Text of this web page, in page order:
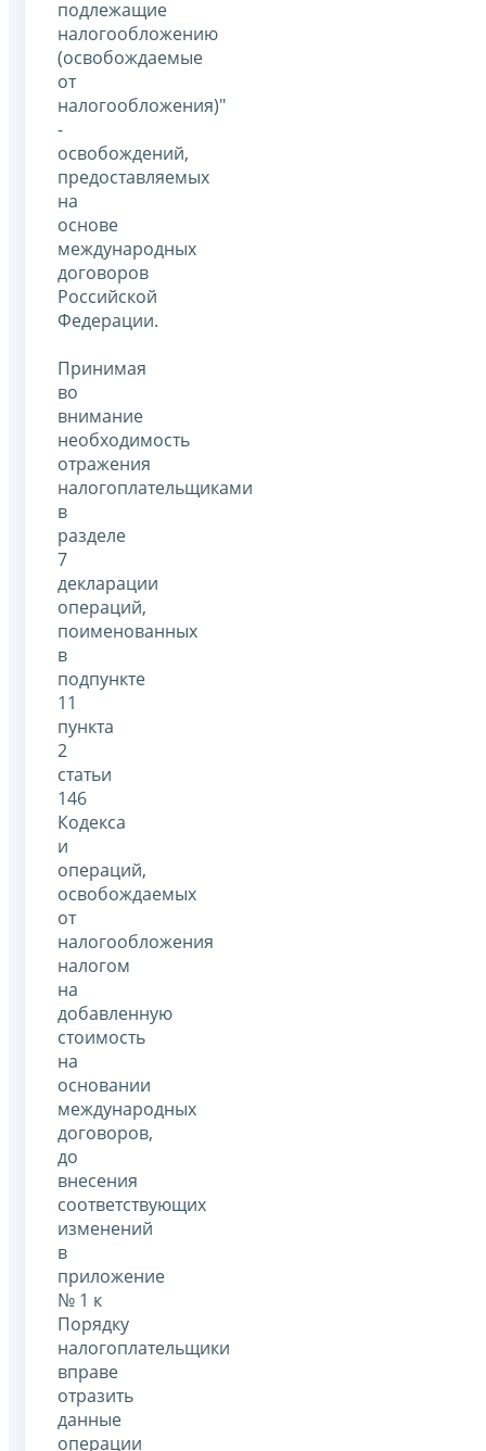
подлежащие
налогообложению
(освобождаемые
от
налогообложения)"
-
освобождений,
предоставляемых
на
основе
международных
договоров
Российской
Федерации.
Принимая
во
внимание
необходимость
отражения
налогоплательщиками
в
разделе
7
декларации
операций,
поименованных
в
подпункте
11
пункта
2
статьи
146
Кодекса
и
операций,
освобождаемых
от
налогообложения
налогом
на
добавленную
стоимость
на
основании
международных
договоров,
до
внесения
соответствующих
изменений
в
приложение
№ 1 к
Порядку
налогоплательщики
вправе
отразить
данные
операции